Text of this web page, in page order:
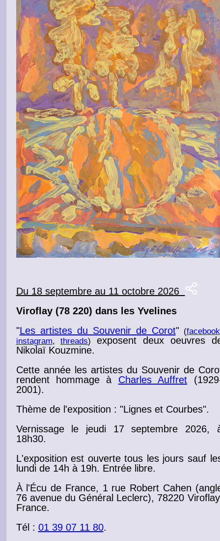
Du 18 septembre au 11 octobre 2026
Viroflay(78 220) dans les Yvelines
"Les artistes du Souvenir de Corot"(facebook
instagram,threads)exposent deux oeuvres
Nikolaï Kouzmine.
Cette année les artistes du Souvenir de
rendent hommage à Charles Auffret
2001).
Thème de l'exposition : "Ligneset Courbes".
Vernissagele jeudi 17 septembre 2026,
18h30.
L'exposition est ouverte tous les jours sauf
lundi de 14h à 19h. Entrée libre.
À l'Écu de France, 1 rue Robert Cahen
76 avenue du Général Leclerc), 78220
France.
Tél : 01 39 07 11 80.